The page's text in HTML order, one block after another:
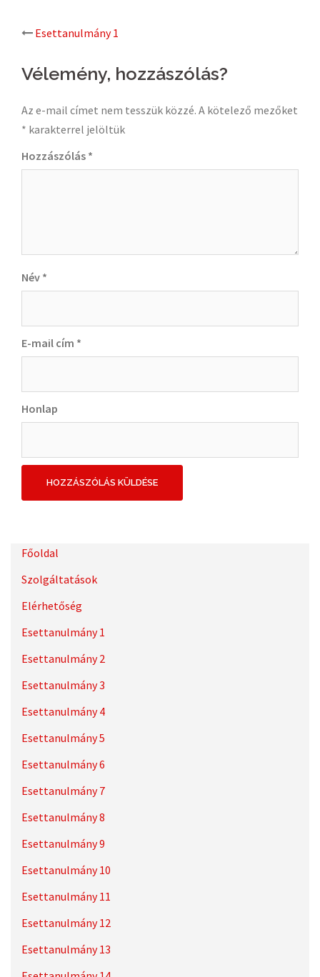
Post
navigation
Esettanulmány 1
Vélemény, hozzászólás?
Az e-mail címet nem tesszük közzé. A kötelező mezőket
* karakterrel jelöltük
Hozzászólás *
Név *
E-mail cím *
Honlap
Főoldal
Szolgáltatások
Elérhetőség
Esettanulmány 1
Esettanulmány 2
Esettanulmány 3
Esettanulmány 4
Esettanulmány 5
Esettanulmány 6
Esettanulmány 7
Esettanulmány 8
Esettanulmány 9
Esettanulmány 10
Esettanulmány 11
Esettanulmány 12
Esettanulmány 13